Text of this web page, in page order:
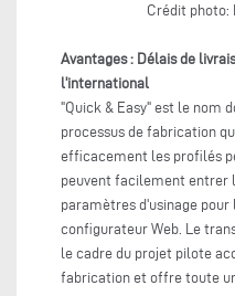
Crédit photo:
Avantages : Délais de
l'international
"Quick & Easy" est le nom
processus de fabrication
efficacement les profilés
peuvent facilement entrer
paramètres d'usinage
configurateur Web. Le
le cadre du projet pilote
fabrication et offre toute